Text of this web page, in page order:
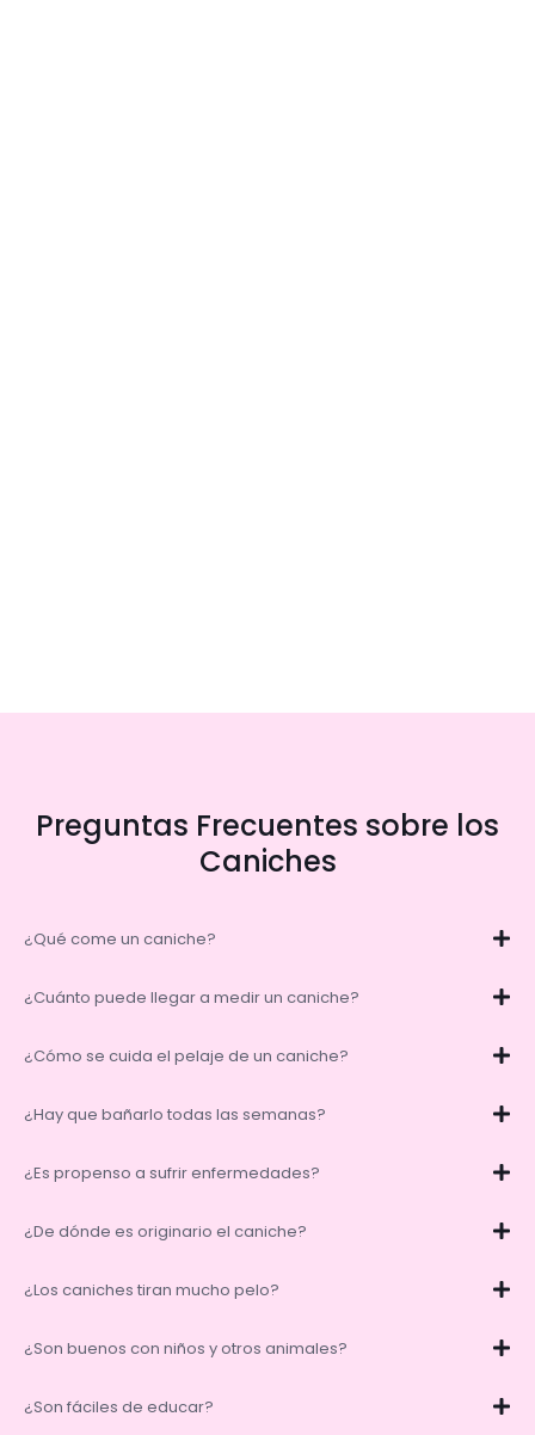
Preguntas Frecuentes sobre los
Caniches
¿Qué come un caniche?
¿Cuánto puede llegar a medir un caniche?
¿Cómo se cuida el pelaje de un caniche?
¿Hay que bañarlo todas las semanas?
¿Es propenso a sufrir enfermedades?
¿De dónde es originario el caniche?
¿Los caniches tiran mucho pelo?
¿Son buenos con niños y otros animales?
¿Son fáciles de educar?